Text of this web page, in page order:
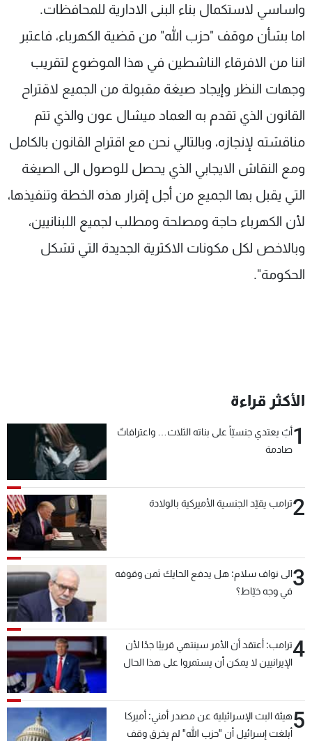
واساسي لاستكمال بناء البنى الادارية للمحافظات.
اما بشأن موقف "حزب الله" من قضية الكهرباء، فاعتبر
اننا من الافرقاء الناشطين في هذا الموضوع لتقريب
وجهات النظر وإيجاد صيغة مقبولة من الجميع لاقتراح
القانون الذي تقدم به العماد ميشال عون والذي تتم
مناقشته لإنجازه، وبالتالي نحن مع اقتراح القانون بالكامل
ومع النقاش الايجابي الذي يحصل للوصول الى الصيغة
التي يقبل بها الجميع من أجل إقرار هذه الخطة وتنفيذها،
لأن الكهرباء حاجة ومصلحة ومطلب لجميع اللبنانيين،
وبالاخص لكل مكونات الاكثرية الجديدة التي تشكل
الحكومة".
الأكثر قراءة
1أبٌ يعتدي جنسيّاً على بناته الثلاث… واعترافاتٌ
صادمة
2ترامب يقيّد الجنسية الأميركية بالولادة
3الى نواف سلام: هل يدفع الحايك ثمن وقوفه
في وجه خيّاط؟
4ترامب: أعتقد أن الأمر سينتهي قريبًا جدًا لأن
الإيرانيين لا يمكن أن يستمروا على هذا الحال
5هيئة البث الإسرائيلية عن مصدر أمني: أميركا
أبلغت إسرائيل أن "حزب الله" لم يخرق وقف